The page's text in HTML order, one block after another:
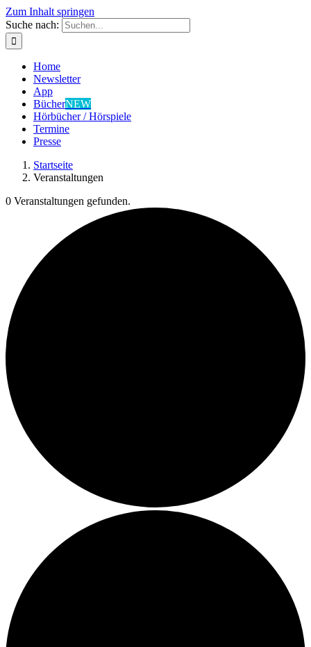
Zum Inhalt springen
Suche nach:
Home
Newsletter
App
BücherNEW
Hörbücher / Hörspiele
Termine
Presse
Startseite
Veranstaltungen
0 Veranstaltungen gefunden.